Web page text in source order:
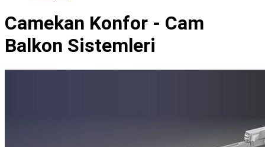
Camekan Konfor - Cam
Balkon Sistemleri